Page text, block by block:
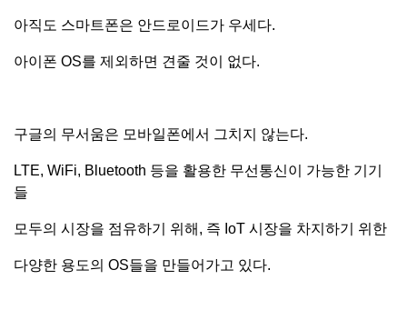
아직도 스마트폰은 안드로이드가 우세다.
아이폰 OS를 제외하면 견줄 것이 없다.
구글의 무서움은 모바일폰에서 그치지 않는다.
LTE, WiFi, Bluetooth 등을 활용한 무선통신이 가능한 기기
들
모두의 시장을 점유하기 위해, 즉 IoT 시장을 차지하기 위한
다양한 용도의 OS들을 만들어가고 있다.